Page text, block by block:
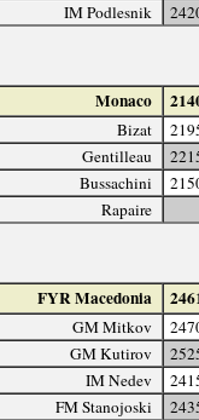
IM Podlesnik
Monaco
Bizat
Gentilleau
Bussachini
Rapaire
FYR Macedonia
GM Mitkov
GM Kutirov
IM Nedev
FM Stanojoski